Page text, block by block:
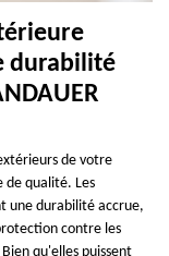
durabilité
de votre
qualité. Les
une durabilité accrue,
contre les
qu'elles puissent